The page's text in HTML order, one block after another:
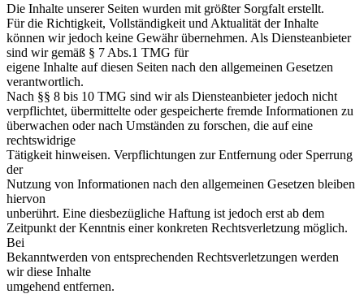
Die Inhalte unserer Seiten wurden mit größter Sorgfalt erstellt.
Für die Richtigkeit, Vollständigkeit und Aktualität der Inhalte
können wir jedoch keine Gewähr übernehmen. Als Diensteanbieter
sind wir gemäß § 7 Abs.1 TMG für
eigene Inhalte auf diesen Seiten nach den allgemeinen Gesetzen
verantwortlich.
Nach §§ 8 bis 10 TMG sind wir als Diensteanbieter jedoch nicht
verpflichtet, übermittelte oder gespeicherte fremde Informationen zu
überwachen oder nach Umständen zu forschen, die auf eine
rechtswidrige
Tätigkeit hinweisen. Verpflichtungen zur Entfernung oder Sperrung
der
Nutzung von Informationen nach den allgemeinen Gesetzen bleiben
hiervon
unberührt. Eine diesbezügliche Haftung ist jedoch erst ab dem
Zeitpunkt der Kenntnis einer konkreten Rechtsverletzung möglich.
Bei
Bekanntwerden von entsprechenden Rechtsverletzungen werden
wir diese Inhalte
umgehend entfernen.